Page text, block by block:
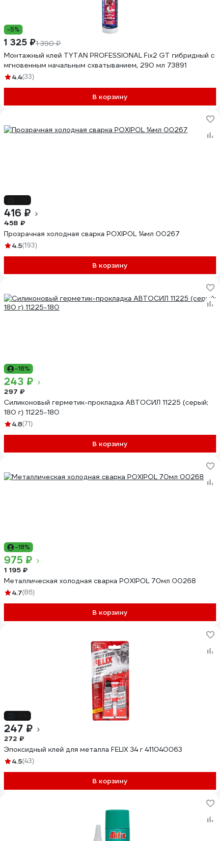
-5%
1 325 ₽1 390 ₽
Монтажный клей TYTAN PROFESSIONAL Fix2 GT гибридный с
мгновенным начальным схватыванием, 290 мл 73891
4.4(33)
В корзину
416 ₽
458 ₽
Прозрачная холодная сварка POXIPOL 14мл 00267
4.5(193)
В корзину
-18%
243 ₽
297 ₽
Силиконовый герметик-прокладка АВТОСИЛ 11225 (серый;
180 г) 11225-180
4.8(71)
В корзину
-18%
975 ₽
1 195 ₽
Металлическая холодная сварка POXIPOL 70мл 00268
4.7(86)
В корзину
247 ₽
272 ₽
Эпоксидный клей для металла FELIX 34 г 411040063
4.5(43)
В корзину